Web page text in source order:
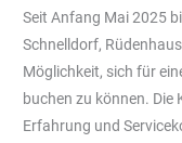
Seit Anfang Mai 2025
Schnelldorf,
Möglichkeit, sich für
buchen zu können.
Erfahrung und